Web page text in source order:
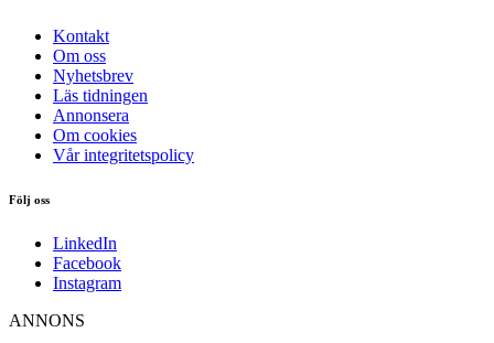
Kontakt
Om oss
Nyhetsbrev
Läs tidningen
Annonsera
Om cookies
Vår integritetspolicy
Följ oss
LinkedIn
Facebook
Instagram
ANNONS